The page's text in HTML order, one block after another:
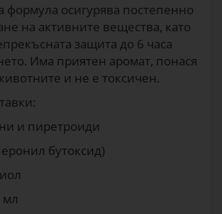
формула осигурява постепенно
на активните вещества, като
защита до 6 часа
Има приятен аромат, понася
и не е токсичен.
и пиретроиди
бутоксид)